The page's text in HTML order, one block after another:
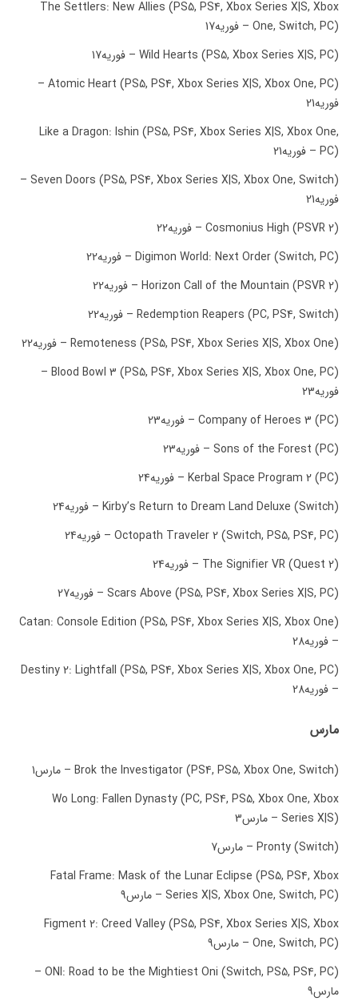
The Settlers: New Allies (PS5, PS4, Xbox Series X|S, Xbox
One, Switch, PC) – فوریه17
Wild Hearts (PS5, Xbox Series X|S, PC) – فوریه17
Atomic Heart (PS5, PS4, Xbox Series X|S, Xbox One, PC) –
فوریه21
Like a Dragon: Ishin (PS5, PS4, Xbox Series X|S, Xbox One,
PC) – فوریه21
Seven Doors (PS5, PS4, Xbox Series X|S, Xbox One, Switch) –
فوریه21
Cosmonius High (PSVR 2) – فوریه22
Digimon World: Next Order (Switch, PC) – فوریه22
Horizon Call of the Mountain (PSVR 2) – فوریه22
Redemption Reapers (PC, PS4, Switch) – فوریه22
Remoteness (PS5, PS4, Xbox Series X|S, Xbox One) – فوریه22
Blood Bowl 3 (PS5, PS4, Xbox Series X|S, Xbox One, PC) –
فوریه23
Company of Heroes 3 (PC) – فوریه23
Sons of the Forest (PC) – فوریه23
Kerbal Space Program 2 (PC) – فوریه24
Kirby’s Return to Dream Land Deluxe (Switch) – فوریه24
Octopath Traveler 2 (Switch, PS5, PS4, PC) – فوریه24
The Signifier VR (Quest 2) – فوریه24
Scars Above (PS5, PS4, Xbox Series X|S, PC) – فوریه27
Catan: Console Edition (PS5, PS4, Xbox Series X|S, Xbox One)
– فوریه28
Destiny 2: Lightfall (PS5, PS4, Xbox Series X|S, Xbox One, PC)
– فوریه28
مارس
Brok the Investigator (PS4, PS5, Xbox One, Switch) – مارس1
Wo Long: Fallen Dynasty (PC, PS4, PS5, Xbox One, Xbox
Series X|S) – مارس3
Pronty (Switch) – مارس7
Fatal Frame: Mask of the Lunar Eclipse (PS5, PS4, Xbox
Series X|S, Xbox One, Switch, PC) – مارس9
Figment 2: Creed Valley (PS5, PS4, Xbox Series X|S, Xbox
One, Switch, PC) – مارس9
ONI: Road to be the Mightiest Oni (Switch, PS5, PS4, PC) –
مارس9